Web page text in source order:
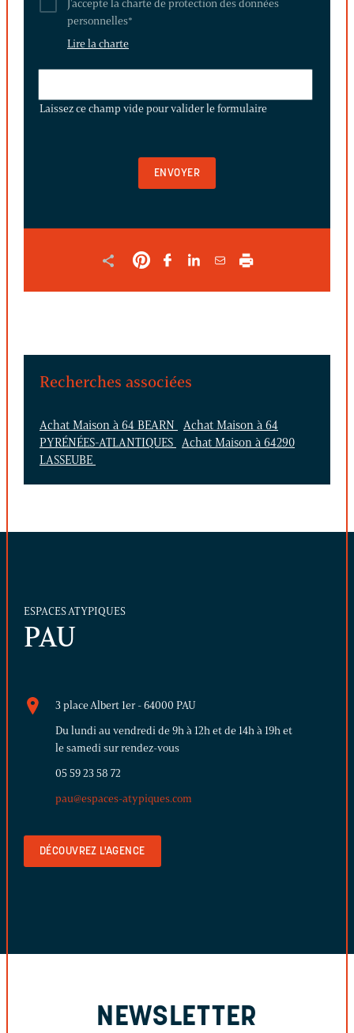
J'accepte la charte de protection des données
personnelles*
Lire la charte
CHAMP
Laissez ce champ vide pour valider le formulaire
Recherches associées
Achat Maison à 64 BEARN
Achat Maison à 64
PYRÉNÉES-ATLANTIQUES
Achat Maison à 64290
LASSEUBE
ESPACES ATYPIQUES
PAU
3 place Albert 1er - 64000 PAU
Du lundi au vendredi de 9h à 12h et de 14h à 19h et
le samedi sur rendez-vous
05 59 23 58 72
pau@espaces-atypiques.com
DÉCOUVREZ L'AGENCE
NEWSLETTER